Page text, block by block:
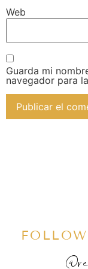
Web
Guarda mi
navegador para